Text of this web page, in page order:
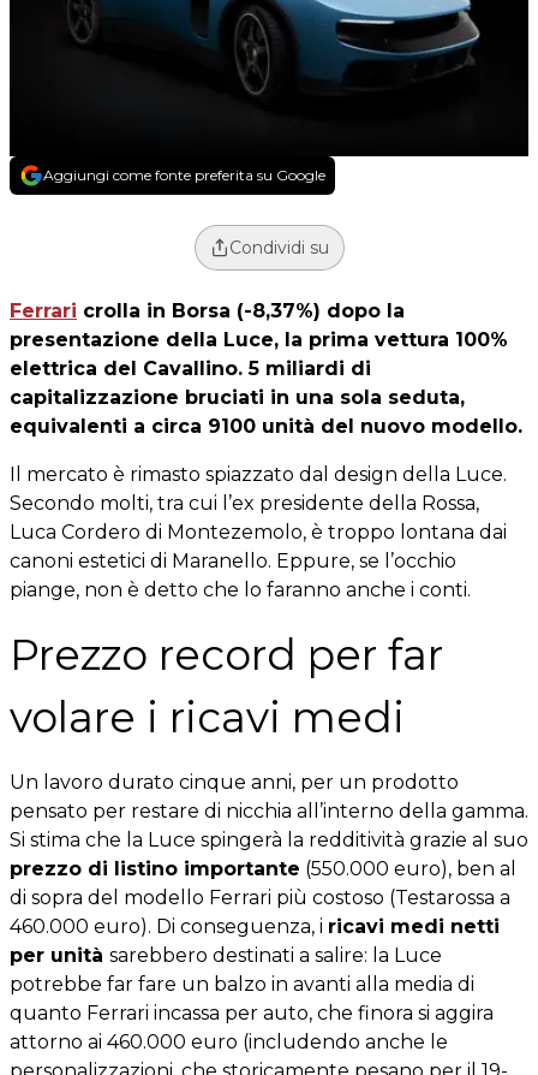
Aggiungi come fonte preferita su Google
Condividi su
Ferrari crolla in Borsa (-8,37%) dopo la
presentazione della Luce, la prima vettura 100%
elettrica del Cavallino. 5 miliardi di
capitalizzazione bruciati in una sola seduta,
equivalenti a circa 9100 unità del nuovo modello.
Il mercato è rimasto spiazzato dal design della Luce.
Secondo molti, tra cui l’ex presidente della Rossa,
Luca Cordero di Montezemolo, è troppo lontana dai
canoni estetici di Maranello. Eppure, se l’occhio
piange, non è detto che lo faranno anche i conti.
Prezzo record per far
volare i ricavi medi
Un lavoro durato cinque anni, per un prodotto
pensato per restare di nicchia all’interno della gamma.
Si stima che la Luce spingerà la redditività grazie al suo
prezzo di listino importante (550.000 euro), ben al
di sopra del modello Ferrari più costoso (Testarossa a
460.000 euro). Di conseguenza, i ricavi medi netti
per unità sarebbero destinati a salire: la Luce
potrebbe far fare un balzo in avanti alla media di
quanto Ferrari incassa per auto, che finora si aggira
attorno ai 460.000 euro (includendo anche le